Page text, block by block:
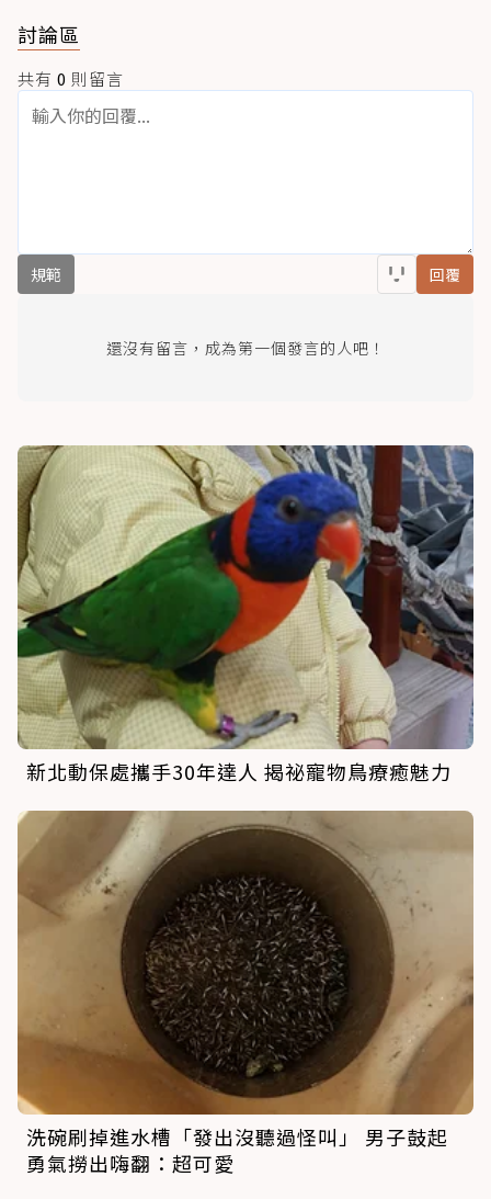
討論區
共有 0 則留言
規範 回覆
還沒有留言，成為第一個發言的人吧！
新北動保處攜手30年達人 揭祕寵物鳥療癒魅力
洗碗刷掉進水槽「發出沒聽過怪叫」 男子鼓起
勇氣撈出嗨翻：超可愛